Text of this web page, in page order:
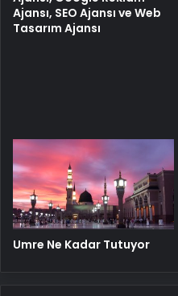
Ajansı, SEO Ajansı ve Web
Tasarım Ajansı
Umre Ne Kadar Tutuyor